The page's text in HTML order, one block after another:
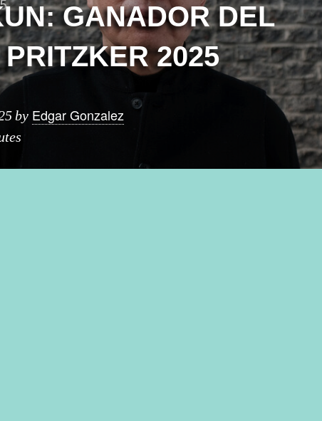
GANADOR DEL
2025
by Edgar Gonzalez